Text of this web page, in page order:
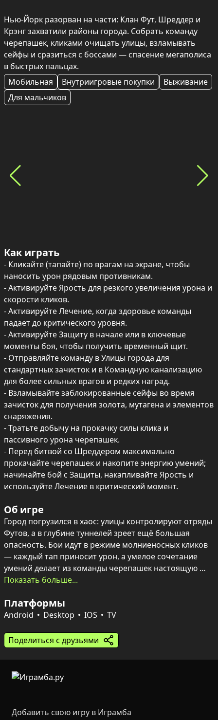
Нью‑Йорк разорван на части: Клан Фут, Шреддер и
Крэнг захватили районы города. Собрать команду
черепашек, кликами очищать улицы, взламывать
сейфы и сразиться с боссами — спасение мегаполиса
в быстрых пальцах.
Мобильная
Внутриигровые покупки
Выживание
Для мальчиков
Как играть
- Кликайте (тапайте) по врагам на экране, чтобы
наносить урон рядовым противникам.
- Активируйте Ярость для резкого увеличения урона и
скорости кликов.
- Активируйте Лечение, когда здоровье команды
падает до критического уровня.
- Активируйте Защиту в начале или в ключевые
моменты боя, чтобы получить временный щит.
- Отправляйте команду в Улицы города для
стандартных зачисток и в Командную канализацию
для более сильных врагов и редких наград.
- Взламывайте заблокированные сейфы во время
зачисток для получения золота, мутагена и элементов
снаряжения.
- Тратьте добычу на прокачку силы клика и
пассивного урона черепашек.
- Перед битвой со Шреддером максимально
прокачайте черепашек и накопите энергию умений;
начинайте бой с Защиты, накапливайте Ярость и
используйте Лечение в критический момент.
Об игре
Город погрузился в хаос: улицы контролируют отряды
Футов, а в глубине туннелей зреет ещё большая
опасность. Бои идут в режиме молниеносных кликов
— каждый тап приносит урон, а умелое сочетание
умений делает из команды черепашек настоящую
машину разрушения.
Переходы между режимами — от обычной зачистки
кварталов до рискованных рейдов в Командную
прокачиваться или идти за редкими ресурсами и
крупными наградами. По ходу встречаются
экипировкой, а каждое крупное испытание
завершается схваткой со Шреддером, где важна
навыки.
Показать больше...
Платформы
Android Desktop IOS TV
Поделиться с друзьями
Добавить свою игру в Играмба